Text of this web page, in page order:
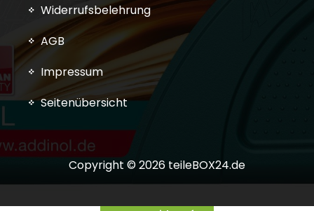
Widerrufsbelehrung
AGB
Impressum
Seitenübersicht
Copyright © 2026 teileBOX24.de